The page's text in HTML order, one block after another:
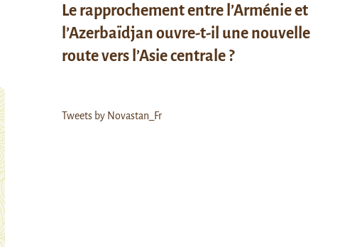
Le rapprochement entre l’Arménie et
l’Azerbaïdjan ouvre-t-il une nouvelle
route vers l’Asie centrale ?
Tweets by Novastan_Fr